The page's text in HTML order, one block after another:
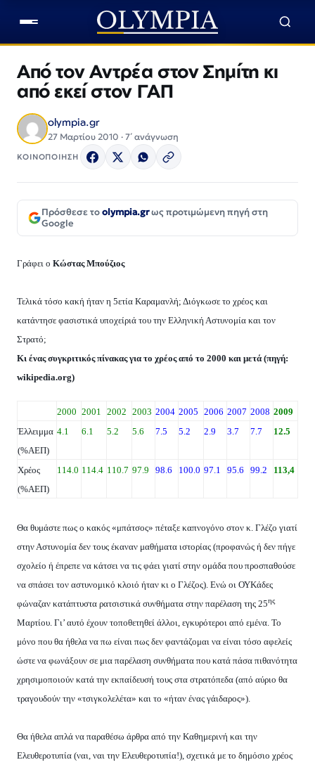
Από τον Αντρέα στον Σημίτη κι
από εκεί στον ΓΑΠ
olympia.gr
27 Μαρτίου 2010 · 7΄ ανάγνωση
ΚΟΙΝΟΠΟΙΗΣΗ
Πρόσθεσε τοolympia.grως προτιμώμενη πηγή στη
Google
Γράφει ο Κώστας Μπούζιος
Τελικά τόσο κακή ήταν η 5ετία Καραμανλή; Διόγκωσε το χρέος και
κατάντησε φασιστικά υποχείριά του την Ελληνική Αστυνομία και τον
Στρατό;
Κι ένας συγκριτικός πίνακας για το χρέος από το 2000 και μετά (πηγή:
wikipedia.org)
2000 2001 2002 2003 2004 2005 2006 2007 2008 2009
Έλλειμμα
(%ΑΕΠ)
4.1 6.1 5.2 5.6 7.5 5.2 2.9 3.7 7.7 12.5
Χρέος
(%ΑΕΠ)
114.0 114.4 110.7 97.9 98.6 100.0 97.1 95.6 99.2 113,4
Θα θυμάστε πως ο κακός «μπάτσος» πέταξε καπνογόνο στον κ. Γλέζο γιατί
στην Αστυνομία δεν τους έκαναν μαθήματα ιστορίας (προφανώς ή δεν πήγε
σχολείο ή έπρεπε να κάτσει να τις φάει γιατί στην ομάδα που προσπαθούσε
να σπάσει τον αστυνομικό κλοιό ήταν κι ο Γλέζος). Ενώ οι ΟΥΚάδες
φώναζαν κατάπτυστα ρατσιστικά συνθήματα στην παρέλαση της 25ης
Μαρτίου. Γι’ αυτό έχουν τοποθετηθεί άλλοι, εγκυρότεροι από εμένα. Το
μόνο που θα ήθελα να πω είναι πως δεν φαντάζομαι να είναι τόσο αφελείς
ώστε να φωνάξουν σε μια παρέλαση συνθήματα που κατά πάσα πιθανότητα
χρησιμοποιούν κατά την εκπαίδευσή τους στα στρατόπεδα (από αύριο θα
τραγουδούν την «τσιγκολελέτα» και το «ήταν ένας γάιδαρος»).
Θα ήθελα απλά να παραθέσω άρθρα από την Καθημερινή και την
Ελευθεροτυπία (ναι, ναι την Ελευθεροτυπία!), σχετικά με το δημόσιο χρέος